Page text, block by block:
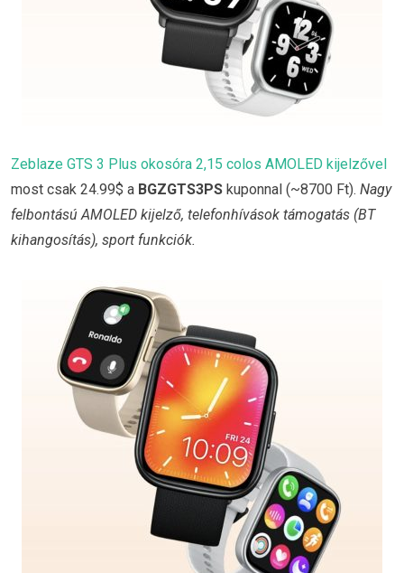
Zeblaze GTS 3 Plus okosóra 2,15 colos AMOLED kijelzővel
most csak 24.99$ a BGZGTS3PS kuponnal (~8700 Ft). Nagy
felbontású AMOLED kijelző, telefonhívások támogatás (BT
kihangosítás), sport funkciók.